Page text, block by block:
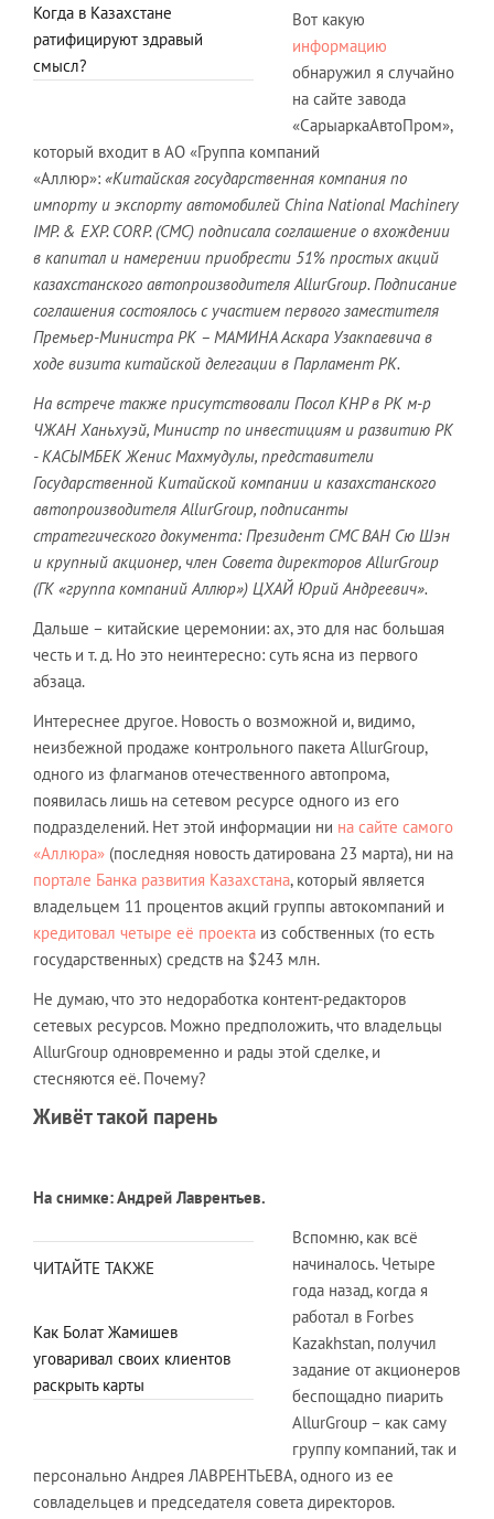
Когда в Казахстане
ратифицируют здравый
смысл?
Вот какую
информацию
обнаружил я случайно
на сайте завода
«СарыаркаАвтоПром»,
который входит в АО «Группа компаний
«Аллюр»: «Китайская государственная компания по
импорту и экспорту автомобилей China National Machinery
IMP. & EXP. CORP. (СМС) подписала соглашение о вхождении
в капитал и намерении приобрести 51% простых акций
казахстанского автопроизводителя AllurGroup. Подписание
соглашения состоялось с участием первого заместителя
Премьер-Министра РК – МАМИНА Аскара Узакпаевича в
ходе визита китайской делегации в Парламент РК.
На встрече также присутствовали Посол КНР в РК м-р
ЧЖАН Ханьхуэй, Министр по инвестициям и развитию РК
- КАСЫМБЕК Женис Махмудулы, представители
Государственной Китайской компании и казахстанского
автопроизводителя AllurGroup, подписанты
стратегического документа: Президент СМС ВАН Сю Шэн
и крупный акционер, член Совета директоров AllurGroup
(ГК «группа компаний Аллюр») ЦХАЙ Юрий Андреевич».
Дальше – китайские церемонии: ах, это для нас большая
честь и т. д. Но это неинтересно: суть ясна из первого
абзаца.
Интереснее другое. Новость о возможной и, видимо,
неизбежной продаже контрольного пакета AllurGroup,
одного из флагманов отечественного автопрома,
появилась лишь на сетевом ресурсе одного из его
подразделений. Нет этой информации ни на сайте самого
«Аллюра» (последняя новость датирована 23 марта), ни на
портале Банка развития Казахстана, который является
владельцем 11 процентов акций группы автокомпаний и
кредитовал четыре её проекта из собственных (то есть
государственных) средств на $243 млн.
Не думаю, что это недоработка контент-редакторов
сетевых ресурсов. Можно предположить, что владельцы
AllurGroup одновременно и рады этой сделке, и
стесняются её. Почему?
Живёт такой парень
На снимке: Андрей Лаврентьев.
ЧИТАЙТЕ ТАКЖЕ
Как Болат Жамишев
уговаривал своих клиентов
раскрыть карты
Вспомню, как всё
начиналось. Четыре
года назад, когда я
работал в Forbes
Kazakhstan, получил
задание от акционеров
беспощадно пиарить
AllurGroup – как саму
группу компаний, так и
персонально Андрея ЛАВРЕНТЬЕВА, одного из ее
совладельцев и председателя совета директоров.